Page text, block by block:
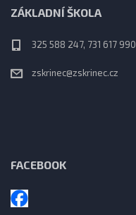
ZÁKLADNÍ ŠKOLA
325 588 247, 731 617 990
zskrinec@zskrinec.cz
FACEBOOK